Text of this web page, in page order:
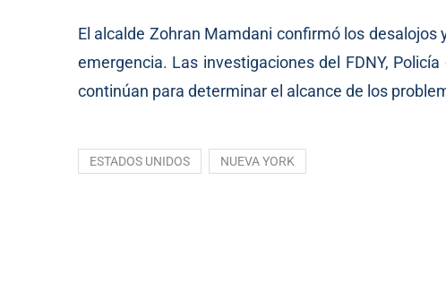
El alcalde Zohran Mamdani confirmó los
emergencia. Las investigaciones del FDNY,
continúan para determinar el alcance de los
ESTADOS UNIDOS NUEVA YORK